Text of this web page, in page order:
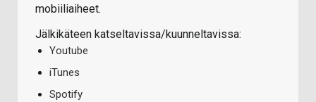
mobiiliaiheet.
Jälkikäteen katseltavissa/kuunneltavissa:
Youtube
iTunes
Spotify